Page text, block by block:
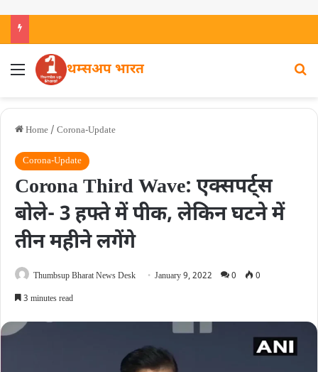
थम्सअप भारत
Home / Corona-Update
Corona-Update
Corona Third Wave: एक्सपर्ट्स
बोले- 3 हफ्ते में पीक, लेकिन घटने में
तीन महीने लगेंगे
Thumbsup Bharat News Desk January 9, 2022 0
0
3 minutes read